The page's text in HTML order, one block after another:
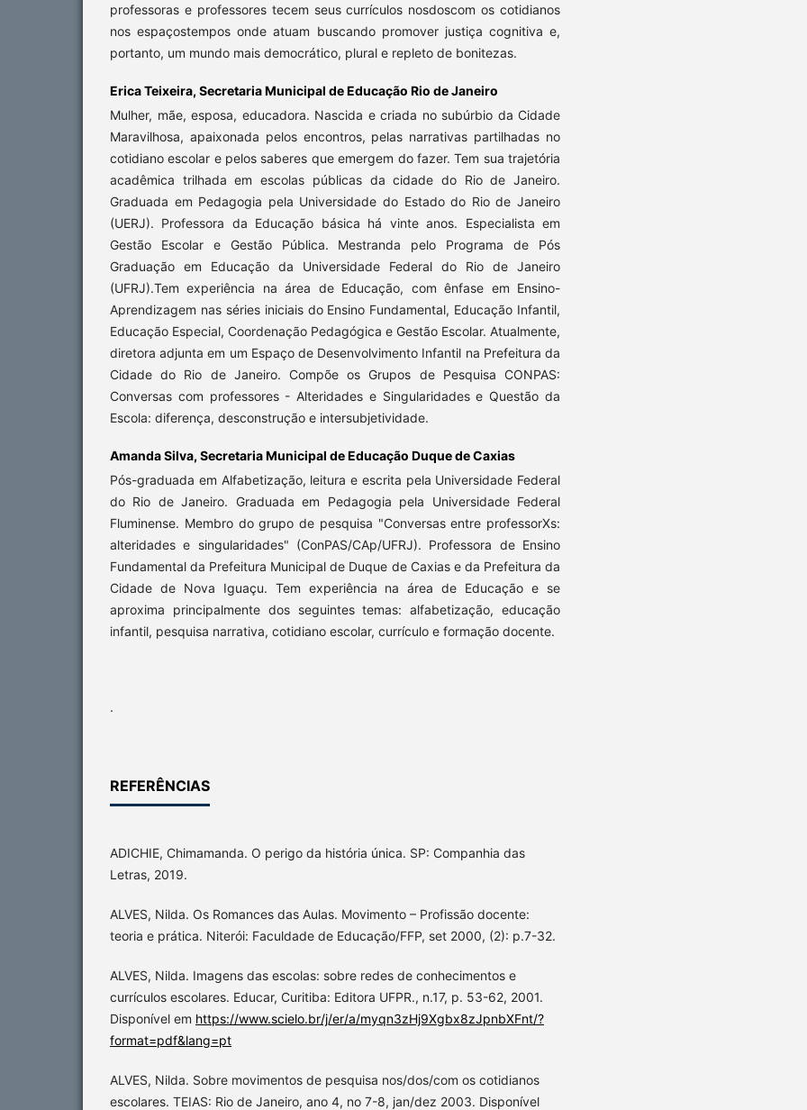
professoras e professores tecem seus currículos nosdoscom os cotidianos
nos espaçostempos onde atuam buscando promover justiça cognitiva e,
portanto, um mundo mais democrático, plural e repleto de bonitezas.
Erica Teixeira, Secretaria Municipal de Educação Rio de Janeiro
Mulher, mãe, esposa, educadora. Nascida e criada no subúrbio da Cidade
Maravilhosa, apaixonada pelos encontros, pelas narrativas partilhadas no
cotidiano escolar e pelos saberes que emergem do fazer. Tem sua trajetória
acadêmica trilhada em escolas públicas da cidade do Rio de Janeiro.
Graduada em Pedagogia pela Universidade do Estado do Rio de Janeiro
(UERJ). Professora da Educação básica há vinte anos. Especialista em
Gestão Escolar e Gestão Pública. Mestranda pelo Programa de Pós
Graduação em Educação da Universidade Federal do Rio de Janeiro
(UFRJ).Tem experiência na área de Educação, com ênfase em Ensino-
Aprendizagem nas séries iniciais do Ensino Fundamental, Educação Infantil,
Educação Especial, Coordenação Pedagógica e Gestão Escolar. Atualmente,
diretora adjunta em um Espaço de Desenvolvimento Infantil na Prefeitura da
Cidade do Rio de Janeiro. Compõe os Grupos de Pesquisa CONPAS:
Conversas com professores - Alteridades e Singularidades e Questão da
Escola: diferença, desconstrução e intersubjetividade.
Amanda Silva, Secretaria Municipal de Educação Duque de Caxias
Pós-graduada em Alfabetização, leitura e escrita pela Universidade Federal
do Rio de Janeiro. Graduada em Pedagogia pela Universidade Federal
Fluminense. Membro do grupo de pesquisa "Conversas entre professorXs:
alteridades e singularidades" (ConPAS/CAp/UFRJ). Professora de Ensino
Fundamental da Prefeitura Municipal de Duque de Caxias e da Prefeitura da
Cidade de Nova Iguaçu. Tem experiência na área de Educação e se
aproxima principalmente dos seguintes temas: alfabetização, educação
infantil, pesquisa narrativa, cotidiano escolar, currículo e formação docente.
.
REFERÊNCIAS
ADICHIE, Chimamanda. O perigo da história única. SP: Companhia das
Letras, 2019.
ALVES, Nilda. Os Romances das Aulas. Movimento – Profissão docente:
teoria e prática. Niterói: Faculdade de Educação/FFP, set 2000, (2): p.7-32.
ALVES, Nilda. Imagens das escolas: sobre redes de conhecimentos e
currículos escolares. Educar, Curitiba: Editora UFPR., n.17, p. 53-62, 2001.
Disponível em https://www.scielo.br/j/er/a/myqn3zHj9Xgbx8zJpnbXFnt/?
format=pdf&lang=pt
ALVES, Nilda. Sobre movimentos de pesquisa nos/dos/com os cotidianos
escolares. TEIAS: Rio de Janeiro, ano 4, no 7-8, jan/dez 2003. Disponível